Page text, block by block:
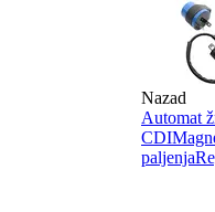
Nazad
Automat
CDI
paljenja